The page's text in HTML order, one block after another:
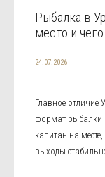
Рыбалка в
место и
24.07.2026
Главное отличие
формат рыбалки
капитан на
выходы